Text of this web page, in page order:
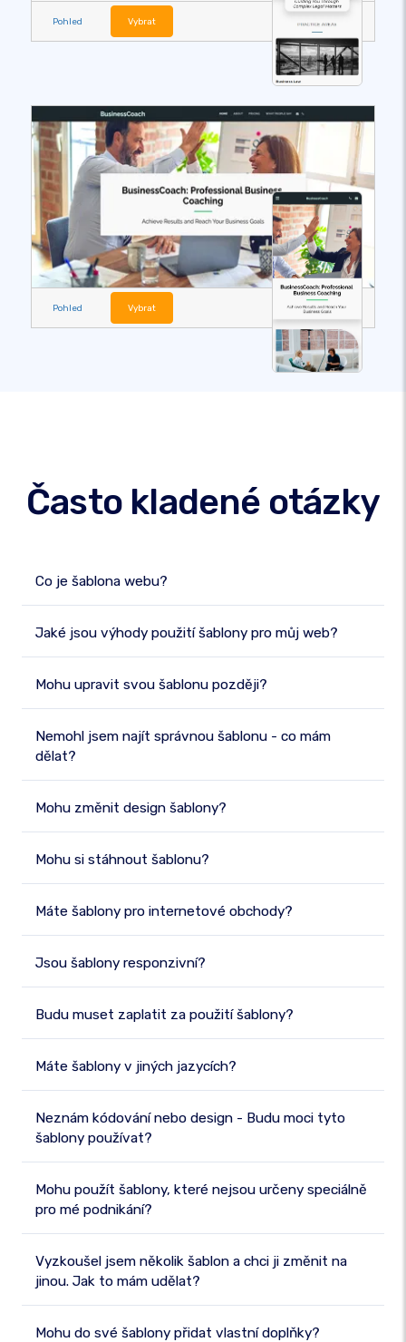
Pohled Vybrat
Pohled Vybrat
Často kladené otázky
Co je šablona webu?
Jaké jsou výhody použití šablony pro můj web?
Mohu upravit svou šablonu později?
Nemohl jsem najít správnou šablonu - co mám
dělat?
Mohu změnit design šablony?
Mohu si stáhnout šablonu?
Máte šablony pro internetové obchody?
Jsou šablony responzivní?
Budu muset zaplatit za použití šablony?
Máte šablony v jiných jazycích?
Neznám kódování nebo design - Budu moci tyto
šablony používat?
Mohu použít šablony, které nejsou určeny speciálně
pro mé podnikání?
Vyzkoušel jsem několik šablon a chci ji změnit na
jinou. Jak to mám udělat?
Mohu do své šablony přidat vlastní doplňky?